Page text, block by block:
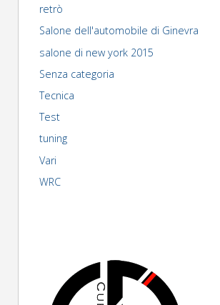
retrò
Salone dell'automobile di Ginevra
salone di new york 2015
Senza categoria
Tecnica
Test
tuning
Vari
WRC